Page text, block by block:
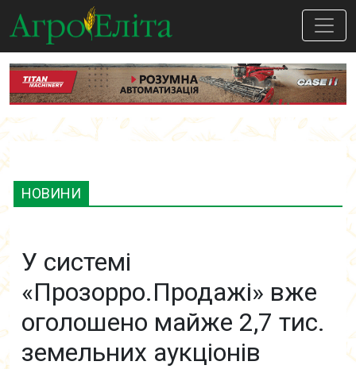
НОВИНИ
У системі
«Прозорро.Продажі» вже
оголошено майже 2,7 тис.
земельних аукціонів